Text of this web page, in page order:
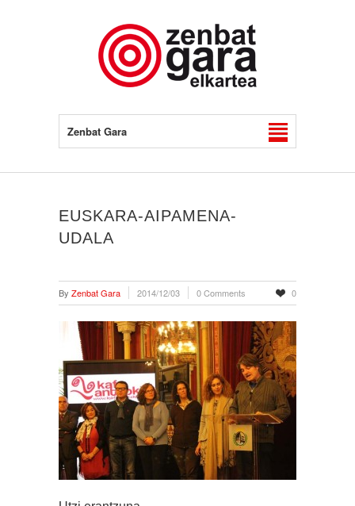
Zenbat Gara
EUSKARA-AIPAMENA-
UDALA
By Zenbat Gara 2014/12/03 0 Comments 0